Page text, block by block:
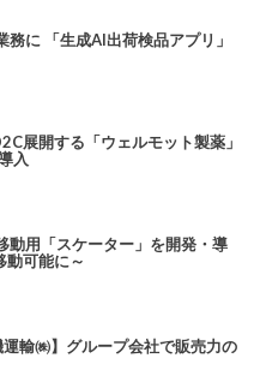
に 「生成AI出荷検品アプリ」
展開する「ウェルモット製薬」
入
動用「スケーター」を開発・導
動可能に～
輸㈱】グループ会社で販売力の